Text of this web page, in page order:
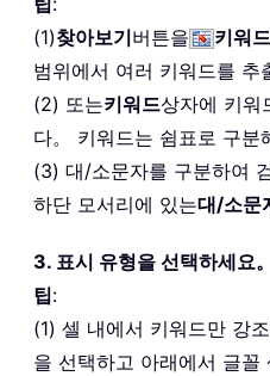
(1)찾아보기버튼을 키워드
범위에서 여러 키워드를 추
(2) 또는키워드상자에 키워
다。 키워드는 쉼표로 구분
(3) 대/소문자를 구분하여
하단 모서리에 있는대/소문
3. 표시 유형을 선택하세요。
팁:
(1) 셀 내에서 키워드만 강
을 선택하고 아래에서 글